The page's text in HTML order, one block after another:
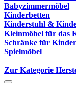
Babyzimmermöbel
Kinderbetten
Kinderstuhl &
Kleinmöbel für das
Schränke für Kinder
Spielmöbel
Zur Kategorie